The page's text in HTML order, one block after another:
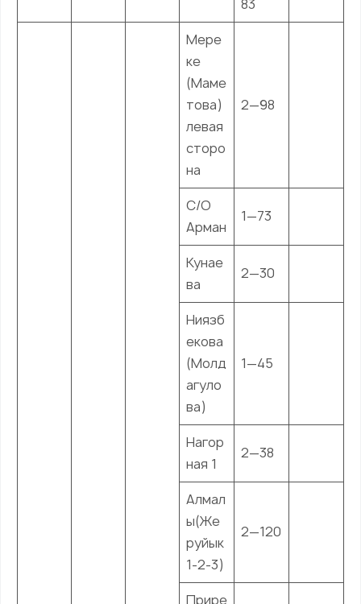
83
Мере
ке
(Маме
това)
левая
сторо
на
2—98
С/О
Арман
1—73
Кунае
ва
2—30
Ниязб
екова
(Молд
агуло
ва)
1—45
Нагор
ная 1
2—38
Алмал
ы(Же
руйык
1-2-3)
2—120
Прире